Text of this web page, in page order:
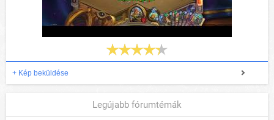
+ Kép beküldése
Legújabb fórumtémák